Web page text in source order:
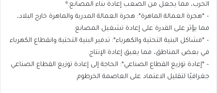
الحرب، مما يجعل من الصعب إعادة بناء المصانع.⁶
– *هجرة العمالة الماهرة*: هجرة العمالة المدربة والماهرة خارج البلاد،
مما يؤثر على القدرة على إعادة تشغيل المصانع.
– *مشاكل البنية التحتية والكهرباء*: تدمير البنية التحتية وانقطاع الكهرباء
في بعض المناطق، مما يعيق إعادة الإنتاج.
– *إعادة توزيع القطاع الصناعي*: الحاجة إلى إعادة توزيع القطاع الصناعي
جغرافيًا لتقليل الاعتماد على العاصمة الخرطوم.